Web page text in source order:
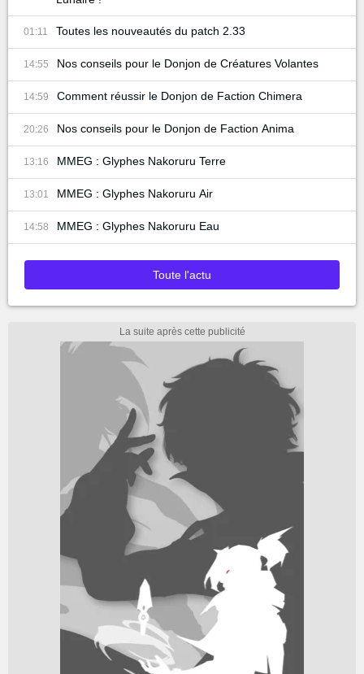
01:11 Toutes les nouveautés du patch 2.33
14:55 Nos conseils pour le Donjon de Créatures Volantes
14:59 Comment réussir le Donjon de Faction Chimera
20:26 Nos conseils pour le Donjon de Faction Anima
13:16 MMEG : Glyphes Nakoruru Terre
13:01 MMEG : Glyphes Nakoruru Air
14:58 MMEG : Glyphes Nakoruru Eau
Toute l'actu